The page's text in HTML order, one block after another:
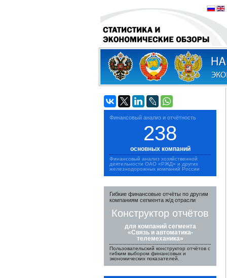
Финансовый анализ и отчётность
238
основных компаний
Финансовый анализ хозяйственной
деятельности ОАО «РЖД» и других
железнодорожных компаний России
Гибкие финансовые отчёты по другим
компаниям сегмента ж/д отрасли
Конструктор отчётов
для компаний сегмента
«Связь и автоматика-
телемеханика»
Пользовательский конструктор отчётов с
гибким выбором финансовых и
экономических показателей.